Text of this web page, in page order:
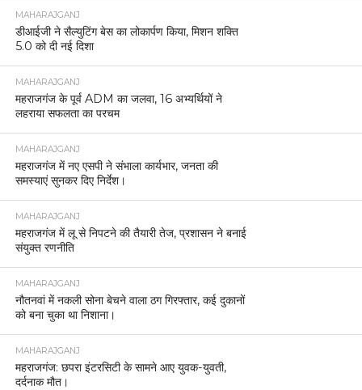
MAHARAJGANJ
डीआईजी ने सैल्युटिंग बेस का लोकार्पण किया, मिशन शक्ति
5.0 को दी नई दिशा
MAHARAJGANJ
महराजगंज के पूर्व ADM का जलवा, 16 अभ्यर्थियों ने
लहराया सफलता का परचम
MAHARAJGANJ
महराजगंज में नए एसपी ने संभाला कार्यभार, जनता की
समस्याएं सुनकर दिए निर्देश।
MAHARAJGANJ
महराजगंज में लू से निपटने की तैयारी तेज, प्रशासन ने बनाई
संयुक्त रणनीति
MAHARAJGANJ
नौतनवां में नकली सोना बेचने वाला ठग गिरफ्तार, कई दुकानों
को बना चुका था निशाना।
MAHARAJGANJ
महराजगंज: छपरा इंटरसिटी के सामने आए युवक-युवती,
दर्दनाक मौत।